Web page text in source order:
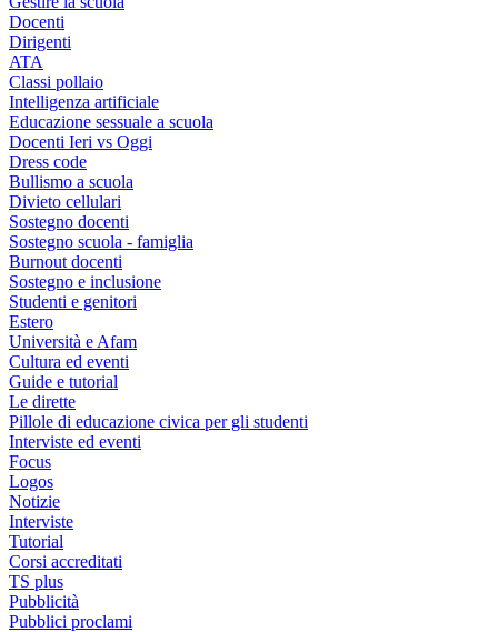
Docenti
Dirigenti
ATA
Classi pollaio
Intelligenza artificiale
Educazione sessuale a scuola
Docenti Ieri vs Oggi
Dress code
Bullismo a scuola
Divieto cellulari
Sostegno docenti
Sostegno scuola - famiglia
Burnout docenti
Sostegno e inclusione
Studenti e genitori
Estero
Università e Afam
Cultura ed eventi
Guide e tutorial
Le dirette
Pillole di educazione civica per gli studenti
Interviste ed eventi
Focus
Logos
Notizie
Interviste
Tutorial
Corsi accreditati
TS plus
Pubblicità
Pubblici proclami